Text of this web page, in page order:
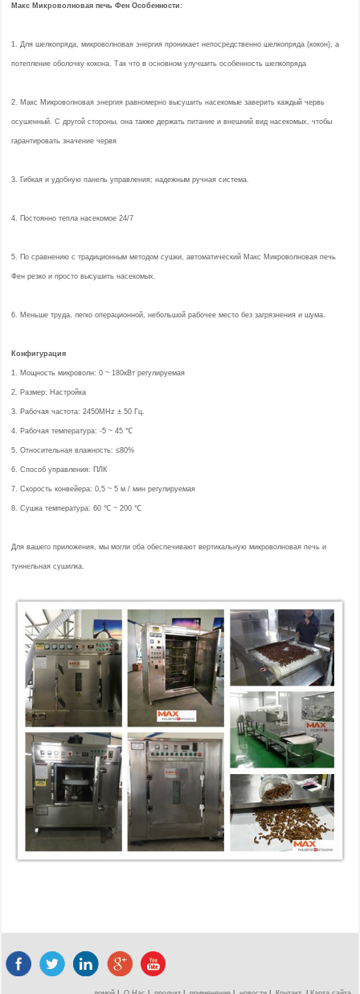
Макс Микроволновая печь Фен Особенности:
1. Для шелкопряда, микроволновая энергия проникает непосредственно шелкопряда (кокон), а
потепление оболочку кокона. Так что в основном улучшить особенность шелкопряда
2. Макс Микроволновая энергия равномерно высушить насекомые заверить каждый червь
осушенный. С другой стороны, она также держать питание и внешний вид насекомых, чтобы
гарантировать значение червя
3. Гибкая и удобную панель управления; надежным ручная система.
4. Постоянно тепла насекомое 24/7
5. По сравнению с традиционным методом сушки, автоматический Макс Микроволновая печь
Фен резко и просто высушить насекомых.
6. Меньше труда, легко операционной, небольшой рабочее место без загрязнения и шума.
Конфигурация
1. Мощность микроволн: 0 ~ 180кВт регулируемая
2. Размер: Настройка
3. Рабочая частота: 2450MHz ± 50 Гц.
4. Рабочая температура: -5 ~ 45 ℃
5. Относительная влажность: ≤80%
6. Способ управления: ПЛК
7. Скорость конвейера: 0,5 ~ 5 м / мин регулируемая
8. Сушка температура: 60 ℃ ~ 200 ℃
Для вашего приложения, мы могли оба обеспечивают вертикальную микроволновая печь и
туннельная сушилка.